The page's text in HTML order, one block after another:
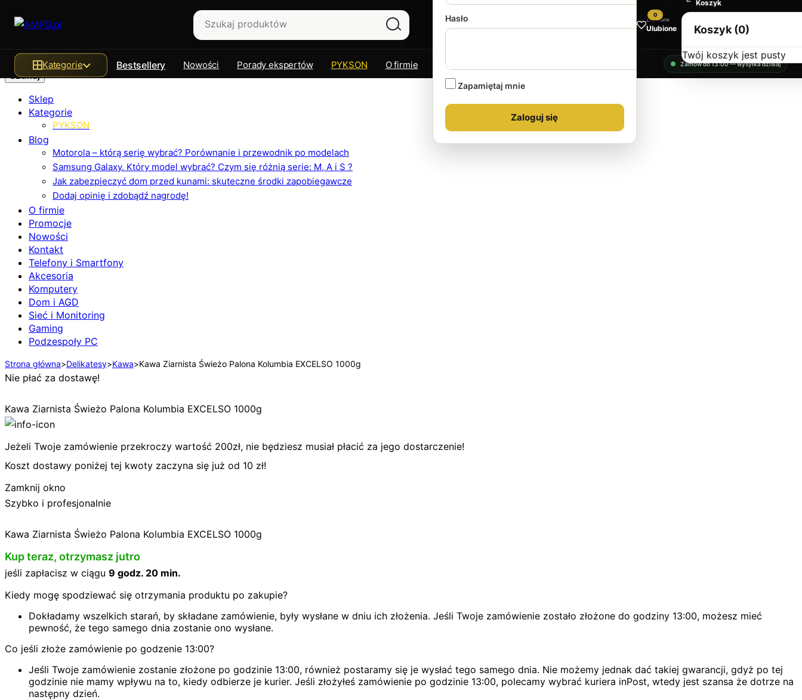
Szukaj
Sklep
Kategorie
PYKSON
Blog
Motorola – którą serię wybrać? Porównanie i przewodnik po modelach
Samsung Galaxy. Który model wybrać? Czym się różnią serie: M, A i S ?
Jak zabezpieczyć dom przed kunami: skuteczne środki zapobiegawcze
Dodaj opinię i zdobądź nagrodę!
O firmie
Promocje
Nowości
Kontakt
Telefony i Smartfony
Akcesoria
Komputery
Dom i AGD
Sieć i Monitoring
Gaming
Podzespoły PC
Koszyk
Koszyk (0)
Twój koszyk jest pusty
0
Zapisane
Ulubione
Hasło
Zapamiętaj mnie
Kategorie Bestsellery Nowości Porady ekspertów PYKSON O firmie Kontakt Zamów do 13:00 — wysyłka dzisiaj
Strona główna>Delikatesy>Kawa>Kawa Ziarnista Świeżo Palona Kolumbia EXCELSO 1000g
Nie płać za dostawę!
Kawa Ziarnista Świeżo Palona Kolumbia EXCELSO 1000g
Jeżeli Twoje zamówienie przekroczy wartość 200zł, nie będziesz musiał płacić za jego dostarczenie!
Koszt dostawy poniżej tej kwoty zaczyna się już od 10 zł!
Zamknij okno
Szybko i profesjonalnie
Kawa Ziarnista Świeżo Palona Kolumbia EXCELSO 1000g
Kup teraz, otrzymasz jutro
jeśli zapłacisz w ciągu 9 godz. 20 min.
Kiedy mogę spodziewać się otrzymania produktu po zakupie?
Dokładamy wszelkich starań, by składane zamówienie, były wysłane w dniu ich złożenia. Jeśli Twoje zamówienie zostało złożone do godziny 13:00, możesz mieć
pewność, że tego samego dnia zostanie ono wysłane.
Co jeśli złoże zamówienie po godzenie 13:00?
Jeśli Twoje zamówienie zostanie złożone po godzinie 13:00, również postaramy się je wysłać tego samego dnia. Nie możemy jednak dać takiej gwarancji, gdyż po tej
godzinie nie mamy wpływu na to, kiedy odbierze je kurier. Jeśli złożyłeś zamówienie po godzinie 13:00, polecamy wybrać kuriera inPost, wtedy jest szansa że dotrze na
następny dzień.